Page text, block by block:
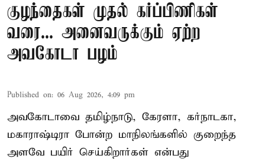
குழந்தைகள் முதல் கர்ப்பிணிகள்
வரை... அனைவருக்கும் ஏற்ற
அவகோடா பழம்
Published on: 06 Aug 2026, 4:09 pm
அவகோடாவை தமிழ்நாடு, கேரளா, கர்நாடகா,
மகாராஷ்டிரா போன்ற மாநிலங்களில் குறைந்த
அளவே பயிர் செய்கிறார்கள் என்பது